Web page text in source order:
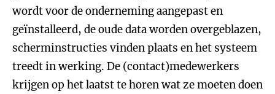
wordt voor de onderneming aangepast en
geïnstalleerd, de oude data worden overgeblazen,
scherminstructies vinden plaats en het systeem
treedt in werking. De (contact)medewerkers
krijgen op het laatst te horen wat ze moeten doen